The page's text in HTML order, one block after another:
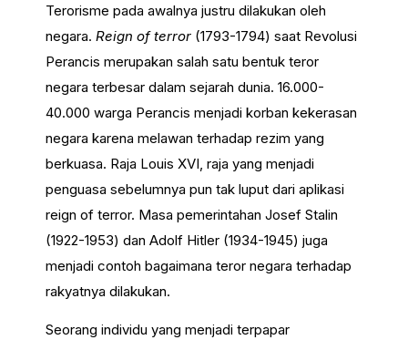
Terorisme pada awalnya justru dilakukan oleh
negara. Reign of terror (1793-1794) saat Revolusi
Perancis merupakan salah satu bentuk teror
negara terbesar dalam sejarah dunia. 16.000-
40.000 warga Perancis menjadi korban kekerasan
negara karena melawan terhadap rezim yang
berkuasa. Raja Louis XVI, raja yang menjadi
penguasa sebelumnya pun tak luput dari aplikasi
reign of terror. Masa pemerintahan Josef Stalin
(1922-1953) dan Adolf Hitler (1934-1945) juga
menjadi contoh bagaimana teror negara terhadap
rakyatnya dilakukan.
Seorang individu yang menjadi terpapar